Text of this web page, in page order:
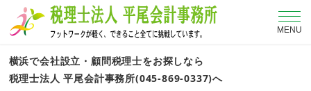
MENU
横浜で会社設立・顧問税理士をお探しなら
税理士法人 平尾会計事務所(045-869-0337)へ